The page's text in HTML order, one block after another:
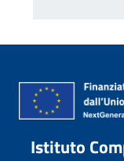
Istituto